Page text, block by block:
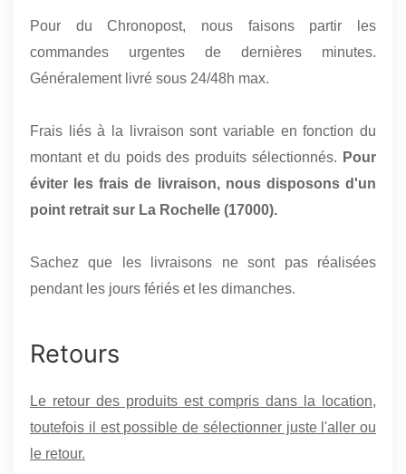
Pour du Chronopost, nous faisons partir les
commandes urgentes de dernières minutes.
Généralement livré sous 24/48h max.
Frais liés à la livraison sont variable en fonction du
montant et du poids des produits sélectionnés. Pour
éviter les frais de livraison, nous disposons d'un
point retrait sur La Rochelle (17000).
Sachez que les livraisons ne sont pas réalisées
pendant les jours fériés et les dimanches.
Retours
Le retour des produits est compris dans la location,
toutefois il est possible de sélectionner juste l'aller ou
le retour.